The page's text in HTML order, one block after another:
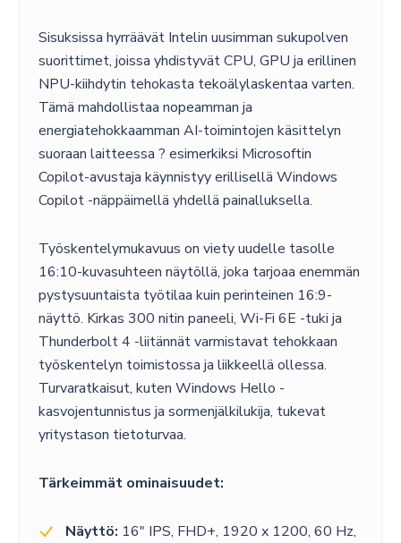
Sisuksissa hyrräävät Intelin uusimman sukupolven
suorittimet, joissa yhdistyvät CPU, GPU ja erillinen
NPU-kiihdytin tehokasta tekoälylaskentaa varten.
Tämä mahdollistaa nopeamman ja
energiatehokkaamman AI-toimintojen käsittelyn
suoraan laitteessa ? esimerkiksi Microsoftin
Copilot-avustaja käynnistyy erillisellä Windows
Copilot -näppäimellä yhdellä painalluksella.
Työskentelymukavuus on viety uudelle tasolle
16:10-kuvasuhteen näytöllä, joka tarjoaa enemmän
pystysuuntaista työtilaa kuin perinteinen 16:9-
näyttö. Kirkas 300 nitin paneeli, Wi-Fi 6E -tuki ja
Thunderbolt 4 -liitännät varmistavat tehokkaan
työskentelyn toimistossa ja liikkeellä ollessa.
Turvaratkaisut, kuten Windows Hello -
kasvojentunnistus ja sormenjälkilukija, tukevat
yritystason tietoturvaa.
Tärkeimmät ominaisuudet:
Näyttö: 16″ IPS, FHD+, 1920 x 1200, 60 Hz,